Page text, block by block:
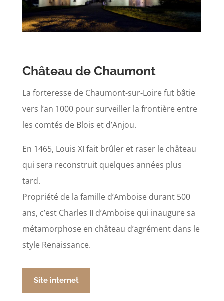
Château de Chaumont
La forteresse de Chaumont-sur-Loire fut bâtie
vers l’an 1000 pour surveiller la frontière entre
les comtés de Blois et d’Anjou.
En 1465, Louis XI fait brûler et raser le château
qui sera reconstruit quelques années plus
tard.
Propriété de la famille d’Amboise durant 500
ans, c’est Charles II d’Amboise qui inaugure sa
métamorphose en château d’agrément dans le
style Renaissance.
Site internet